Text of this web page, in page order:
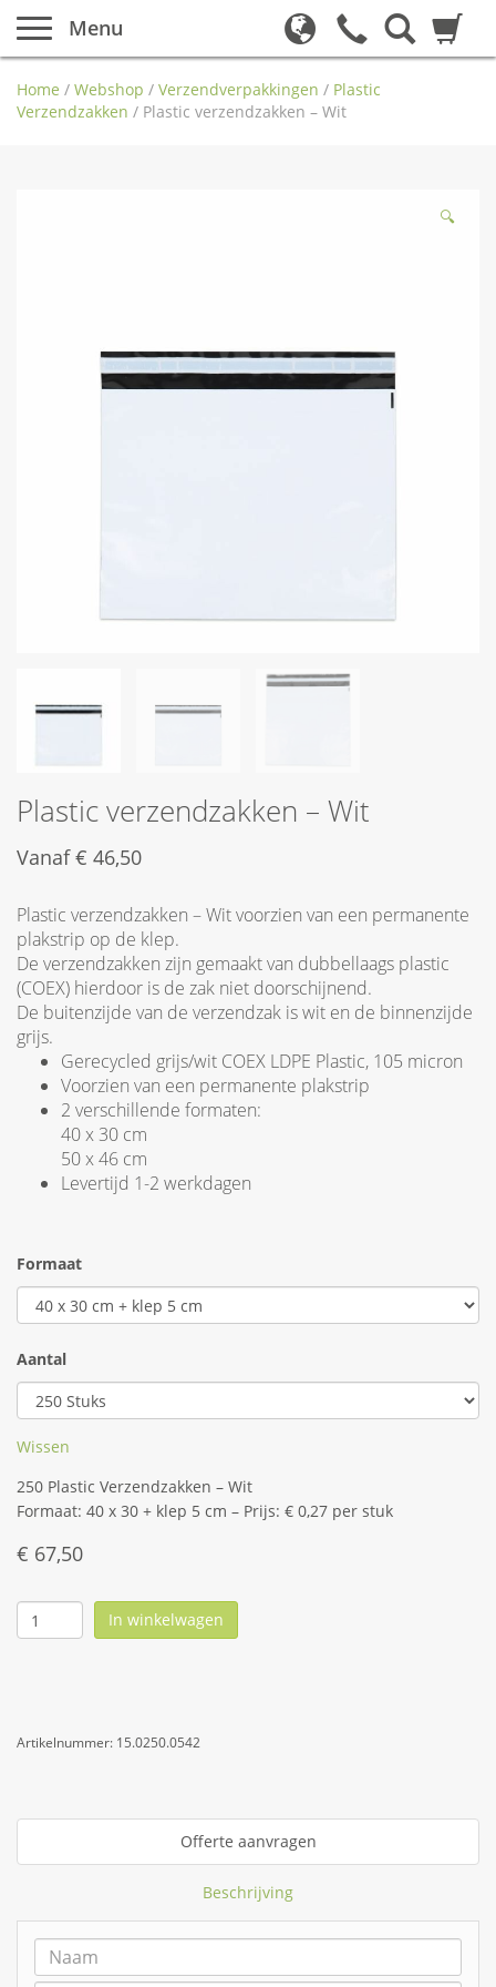
Menu
Home / Webshop / Verzendverpakkingen / Plastic
Verzendzakken / Plastic verzendzakken – Wit
🔍
Plastic verzendzakken – Wit
Vanaf€ 46,50
Plastic verzendzakken – Wit voorzien van een permanente
plakstrip op de klep.
De verzendzakken zijn gemaakt van dubbellaags plastic
(COEX) hierdoor is de zak niet doorschijnend.
De buitenzijde van de verzendzak is wit en de binnenzijde
grijs.
Gerecycled grijs/wit COEX LDPE Plastic, 105 micron
Voorzien van een permanente plakstrip
2 verschillende formaten:
40 x 30 cm
50 x 46 cm
Levertijd 1-2 werkdagen
Formaat
Aantal
Wissen
250 Plastic Verzendzakken – Wit
Formaat: 40 x 30 + klep 5 cm – Prijs: € 0,27 per stuk
€ 67,50
In winkelwagen
Artikelnummer: 15.0250.0542
Offerte aanvragen
Beschrijving